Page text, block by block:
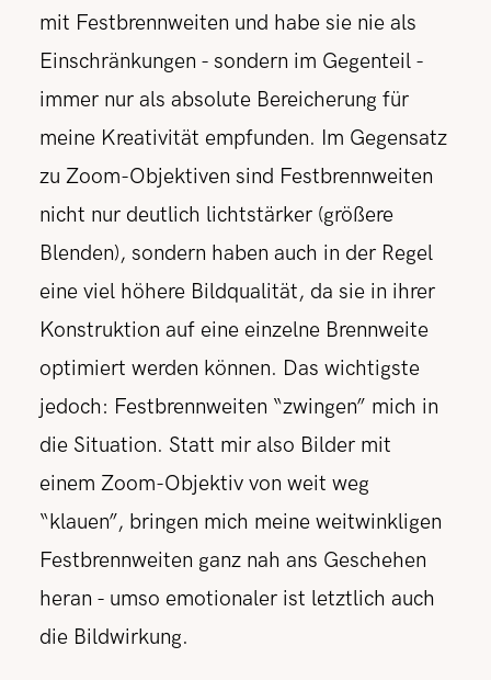
mit Festbrennweiten und habe sie nie als
Einschränkungen - sondern im Gegenteil -
immer nur als absolute Bereicherung für
meine Kreativität empfunden. Im Gegensatz
zu Zoom-Objektiven sind Festbrennweiten
nicht nur deutlich lichtstärker (größere
Blenden), sondern haben auch in der Regel
eine viel höhere Bildqualität, da sie in ihrer
Konstruktion auf eine einzelne Brennweite
optimiert werden können. Das wichtigste
jedoch: Festbrennweiten “zwingen” mich in
die Situation. Statt mir also Bilder mit
einem Zoom-Objektiv von weit weg
“klauen”, bringen mich meine weitwinkligen
Festbrennweiten ganz nah ans Geschehen
heran - umso emotionaler ist letztlich auch
die Bildwirkung.